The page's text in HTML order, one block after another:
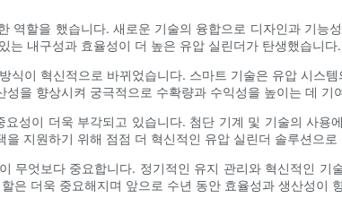
역할을 했습니다. 새로운 기술의 융합으로 디자인과 기능
는 내구성과 효율성이 더 높은 유압 실린더가 탄생했습니다.
식이 혁신적으로 바뀌었습니다. 스마트 기술은 유압 시스
을 향상시켜 궁극적으로 수확량과 수익성을 높이는 데 기
성이 더욱 부각되고 있습니다. 첨단 기계 및 기술의 사
지원하기 위해 점점 더 혁신적인 유압 실린더 솔루션으로
무엇보다 중요합니다. 정기적인 유지 관리와 혁신적인
은 더욱 중요해지며 앞으로 수년 동안 효율성과 생산성이